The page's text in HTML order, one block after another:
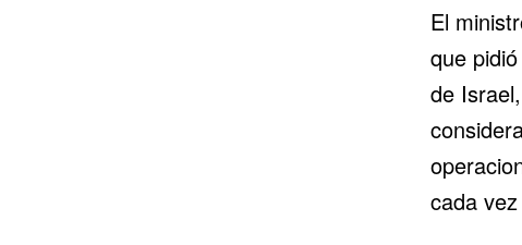
El
que
de
cada